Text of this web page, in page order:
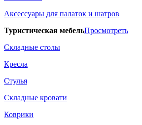
Аксессуары для палаток и шатров
Туристическая мебельПросмотреть
Складные столы
Кресла
Стулья
Складные кровати
Коврики